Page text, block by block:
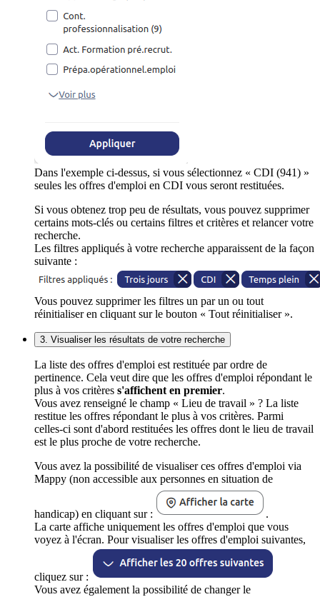
Dans l'exemple ci-dessus, si vous sélectionnez « CDI (941) »
seules les offres d'emploi en CDI vous seront restituées.
Si vous obtenez trop peu de résultats, vous pouvez supprimer
certains mots-clés ou certains filtres et critères et relancer votre
recherche.
Les filtres appliqués à votre recherche apparaissent de la façon
suivante :
Vous pouvez supprimer les filtres un par un ou tout
réinitialiser en cliquant sur le bouton « Tout réinitialiser ».
3. Visualiser les résultats de votre recherche
La liste des offres d'emploi est restituée par ordre de
pertinence. Cela veut dire que les offres d'emploi répondant le
plus à vos critères s'affichent en premier.
Vous avez renseigné le champ « Lieu de travail » ? La liste
restitue les offres répondant le plus à vos critères. Parmi
celles-ci sont d'abord restituées les offres dont le lieu de travail
est le plus proche de votre recherche.
Vous avez la possibilité de visualiser ces offres d'emploi via
Mappy (non accessible aux personnes en situation de
handicap) en cliquant sur :
.
La carte affiche uniquement les offres d'emploi que vous
voyez à l'écran. Pour visualiser les offres d'emploi suivantes,
cliquez sur :
Vous avez également la possibilité de changer le